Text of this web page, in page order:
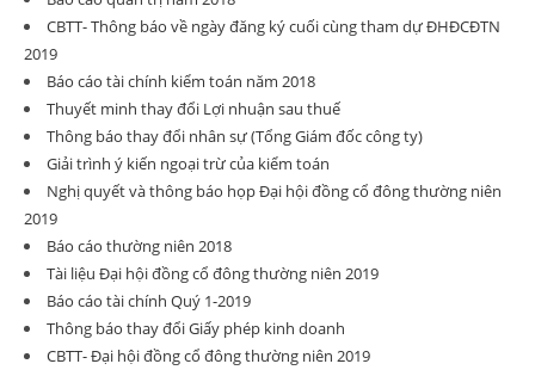
CBTT- Thông báo về ngày đăng ký cuối cùng tham dự ĐHĐCĐTN
2019
Báo cáo tài chính kiểm toán năm 2018
Thuyết minh thay đổi Lợi nhuận sau thuế
Thông báo thay đổi nhân sự (Tổng Giám đốc công ty)
Giải trình ý kiến ngoại trừ của kiểm toán
Nghị quyết và thông báo họp Đại hội đồng cổ đông thường niên
2019
Báo cáo thường niên 2018
Tài liệu Đại hội đồng cổ đông thường niên 2019
Báo cáo tài chính Quý 1-2019
Thông báo thay đổi Giấy phép kinh doanh
CBTT- Đại hội đồng cổ đông thường niên 2019